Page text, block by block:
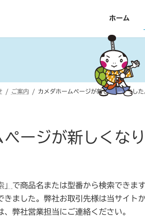
ホーム
ご案内 カメダホームページが新しくなりました
ージが新しくなり
」 で商品名または型番から検索できます
きました。弊社お取引先様は当サイト
弊社営業担当にご連絡ください。